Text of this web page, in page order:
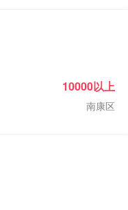
南康区
10000以上